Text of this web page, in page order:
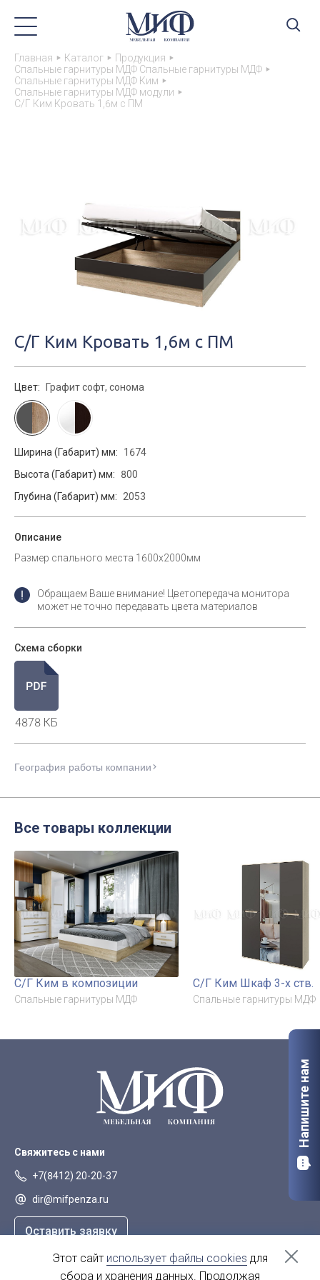
Главная Каталог
Продукция
Спальные гарнитуры МДФ Спальные гарнитуры МДФ
Спальные гарнитуры МДФ Ким
Спальные гарнитуры МДФ модули
С/Г Ким Кровать 1,6м с ПМ
С/Г Ким Кровать 1,6м с ПМ
Цвет: Графит софт, сонома
Ширина (Габарит) мм:
1674
Высота (Габарит) мм:
800
Глубина (Габарит) мм:
2053
Описание
Размер спального места 1600х2000мм
Обращаем Ваше внимание! Цветопередача монитора
может не точно передавать цвета материалов
Схема сборки
4878 КБ
География работы компании
Все товары коллекции
С/Г Ким в композиции
Спальные гарнитуры МДФ
С/Г Ким Шкаф 3-х ств.
Спальные гарнитуры МДФ
Свяжитесь с нами
+7(8412) 20-20-37
dir@mifpenza.ru
Оставить заявку
Напишите нам
Этот сайт использует файлы cookies для
сбора и хранения данных. Продолжая